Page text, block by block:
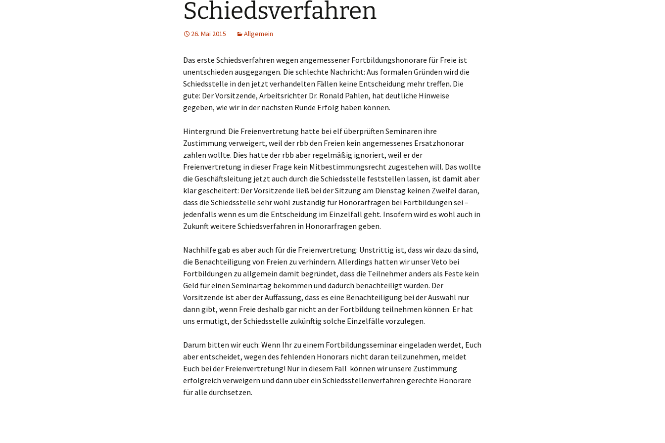
Schiedsverfahren
26. Mai 2015 Allgemein
Das erste Schiedsverfahren wegen angemessener Fortbildungshonorare für Freie ist
unentschieden ausgegangen. Die schlechte Nachricht: Aus formalen Gründen wird die
Schiedsstelle in den jetzt verhandelten Fällen keine Entscheidung mehr treffen. Die
gute: Der Vorsitzende, Arbeitsrichter Dr. Ronald Pahlen, hat deutliche Hinweise
gegeben, wie wir in der nächsten Runde Erfolg haben können.
Hintergrund: Die Freienvertretung hatte bei elf überprüften Seminaren ihre
Zustimmung verweigert, weil der rbb den Freien kein angemessenes Ersatzhonorar
zahlen wollte. Dies hatte der rbb aber regelmäßig ignoriert, weil er der
Freienvertretung in dieser Frage kein Mitbestimmungsrecht zugestehen will. Das wollte
die Geschäftsleitung jetzt auch durch die Schiedsstelle feststellen lassen, ist damit aber
klar gescheitert: Der Vorsitzende ließ bei der Sitzung am Dienstag keinen Zweifel daran,
dass die Schiedsstelle sehr wohl zuständig für Honorarfragen bei Fortbildungen sei –
jedenfalls wenn es um die Entscheidung im Einzelfall geht. Insofern wird es wohl auch in
Zukunft weitere Schiedsverfahren in Honorarfragen geben.
Nachhilfe gab es aber auch für die Freienvertretung: Unstrittig ist, dass wir dazu da sind,
die Benachteiligung von Freien zu verhindern. Allerdings hatten wir unser Veto bei
Fortbildungen zu allgemein damit begründet, dass die Teilnehmer anders als Feste kein
Geld für einen Seminartag bekommen und dadurch benachteiligt würden. Der
Vorsitzende ist aber der Auffassung, dass es eine Benachteiligung bei der Auswahl nur
dann gibt, wenn Freie deshalb gar nicht an der Fortbildung teilnehmen können. Er hat
uns ermutigt, der Schiedsstelle zukünftig solche Einzelfälle vorzulegen.
Darum bitten wir euch: Wenn Ihr zu einem Fortbildungsseminar eingeladen werdet, Euch
aber entscheidet, wegen des fehlenden Honorars nicht daran teilzunehmen, meldet
Euch bei der Freienvertretung! Nur in diesem Fall können wir unsere Zustimmung
erfolgreich verweigern und dann über ein Schiedsstellenverfahren gerechte Honorare
für alle durchsetzen.